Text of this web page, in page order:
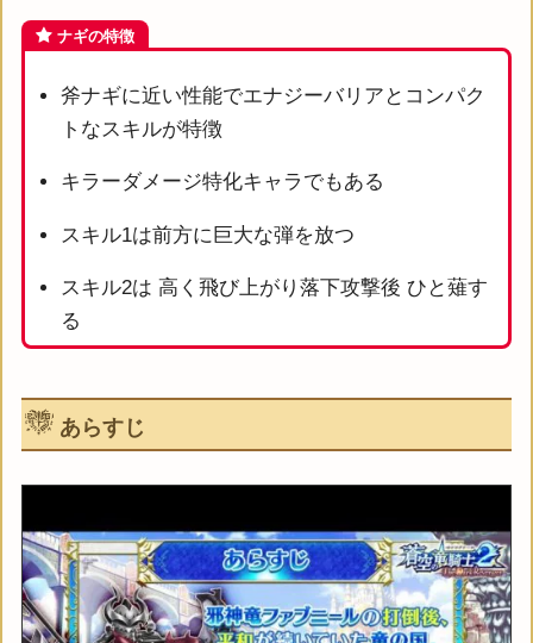
ナギの特徴
斧ナギに近い性能でエナジーバリアとコンパク
トなスキルが特徴
キラーダメージ特化キャラでもある
スキル1は前方に巨大な弾を放つ
スキル2は 高く飛び上がり落下攻撃後 ひと薙す
る
あらすじ